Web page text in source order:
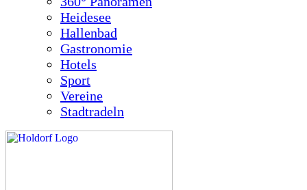
Heidesee
Hallenbad
Gastronomie
Hotels
Sport
Vereine
Stadtradeln